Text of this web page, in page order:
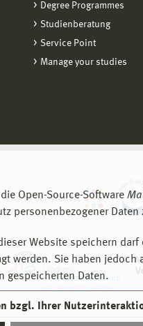
Open-Source-Software
personenbezogener Daten
Website speichern
werden. Sie haben jedoch
gespeicherten Daten.
bzgl. Ihrer
Degree Programmes
Studienberatung
Service Point
Manage your studies